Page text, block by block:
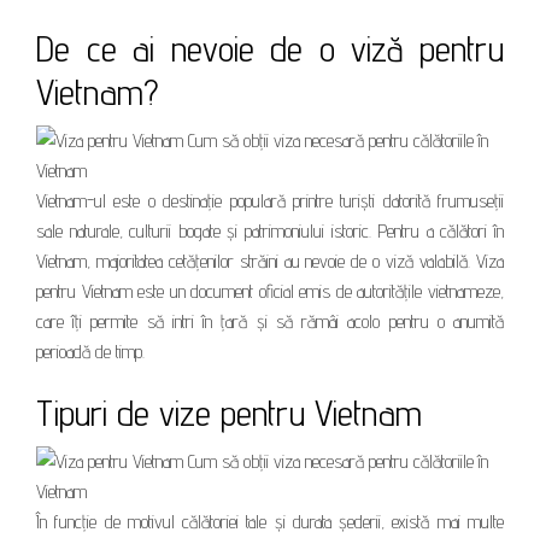
De ce ai nevoie de o viză pentru
Vietnam?
Vietnam-ul este o destinație populară printre turiști datorită frumuseții
sale naturale, culturii bogate și patrimoniului istoric. Pentru a călători în
Vietnam, majoritatea cetățenilor străini au nevoie de o viză valabilă. Viza
pentru Vietnam este un document oficial emis de autoritățile vietnameze,
care îți permite să intri în țară și să rămâi acolo pentru o anumită
perioadă de timp.
Tipuri de vize pentru Vietnam
În funcție de motivul călătoriei tale și durata șederii, există mai multe